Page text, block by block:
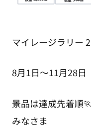
マイレージラリー
8月1日～11月28日
景品は達成先着順🏃
みなさま